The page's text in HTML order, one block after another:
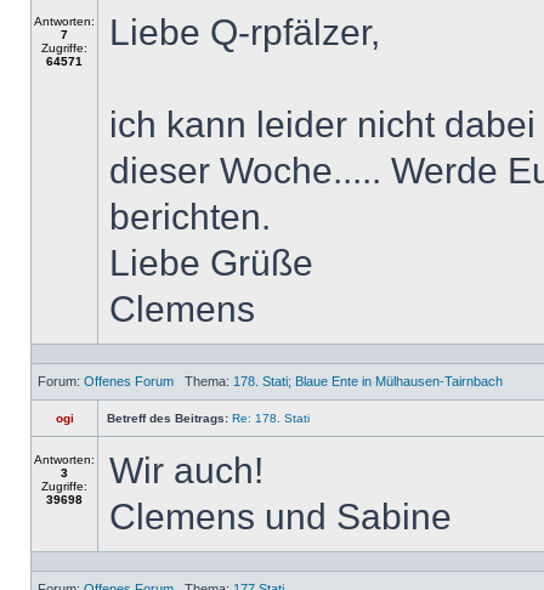
Antworten:
7
Zugriffe:
64571
Liebe Q-rpfälzer,
ich kann leider nicht
dieser Woche..... Werde
berichten.
Liebe Grüße
Clemens
Forum: Offenes Forum Thema: 178. Stati; Blaue Ente in Mülhausen-Tairnbach
ogi Betreff des Beitrags: Re: 178. Stati
Antworten:
3
Zugriffe:
39698
Wir auch!
Clemens und Sabine